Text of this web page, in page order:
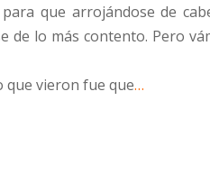
que arrojándose de
de lo más contento. Pero
que vieron fue que…